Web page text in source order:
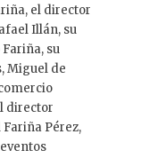
el director
Illán, su
su
Miguel de
director
Pérez,